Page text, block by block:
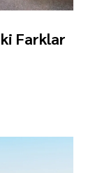
Farklar